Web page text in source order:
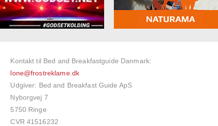
Kontakt til Bed and Breakfastguide Danmark:
lone@frostreklame.dk
Udgiver: Bed and Breakfast Guide ApS
Nyborgvej 7
5750 Ringe
CVR 41516232